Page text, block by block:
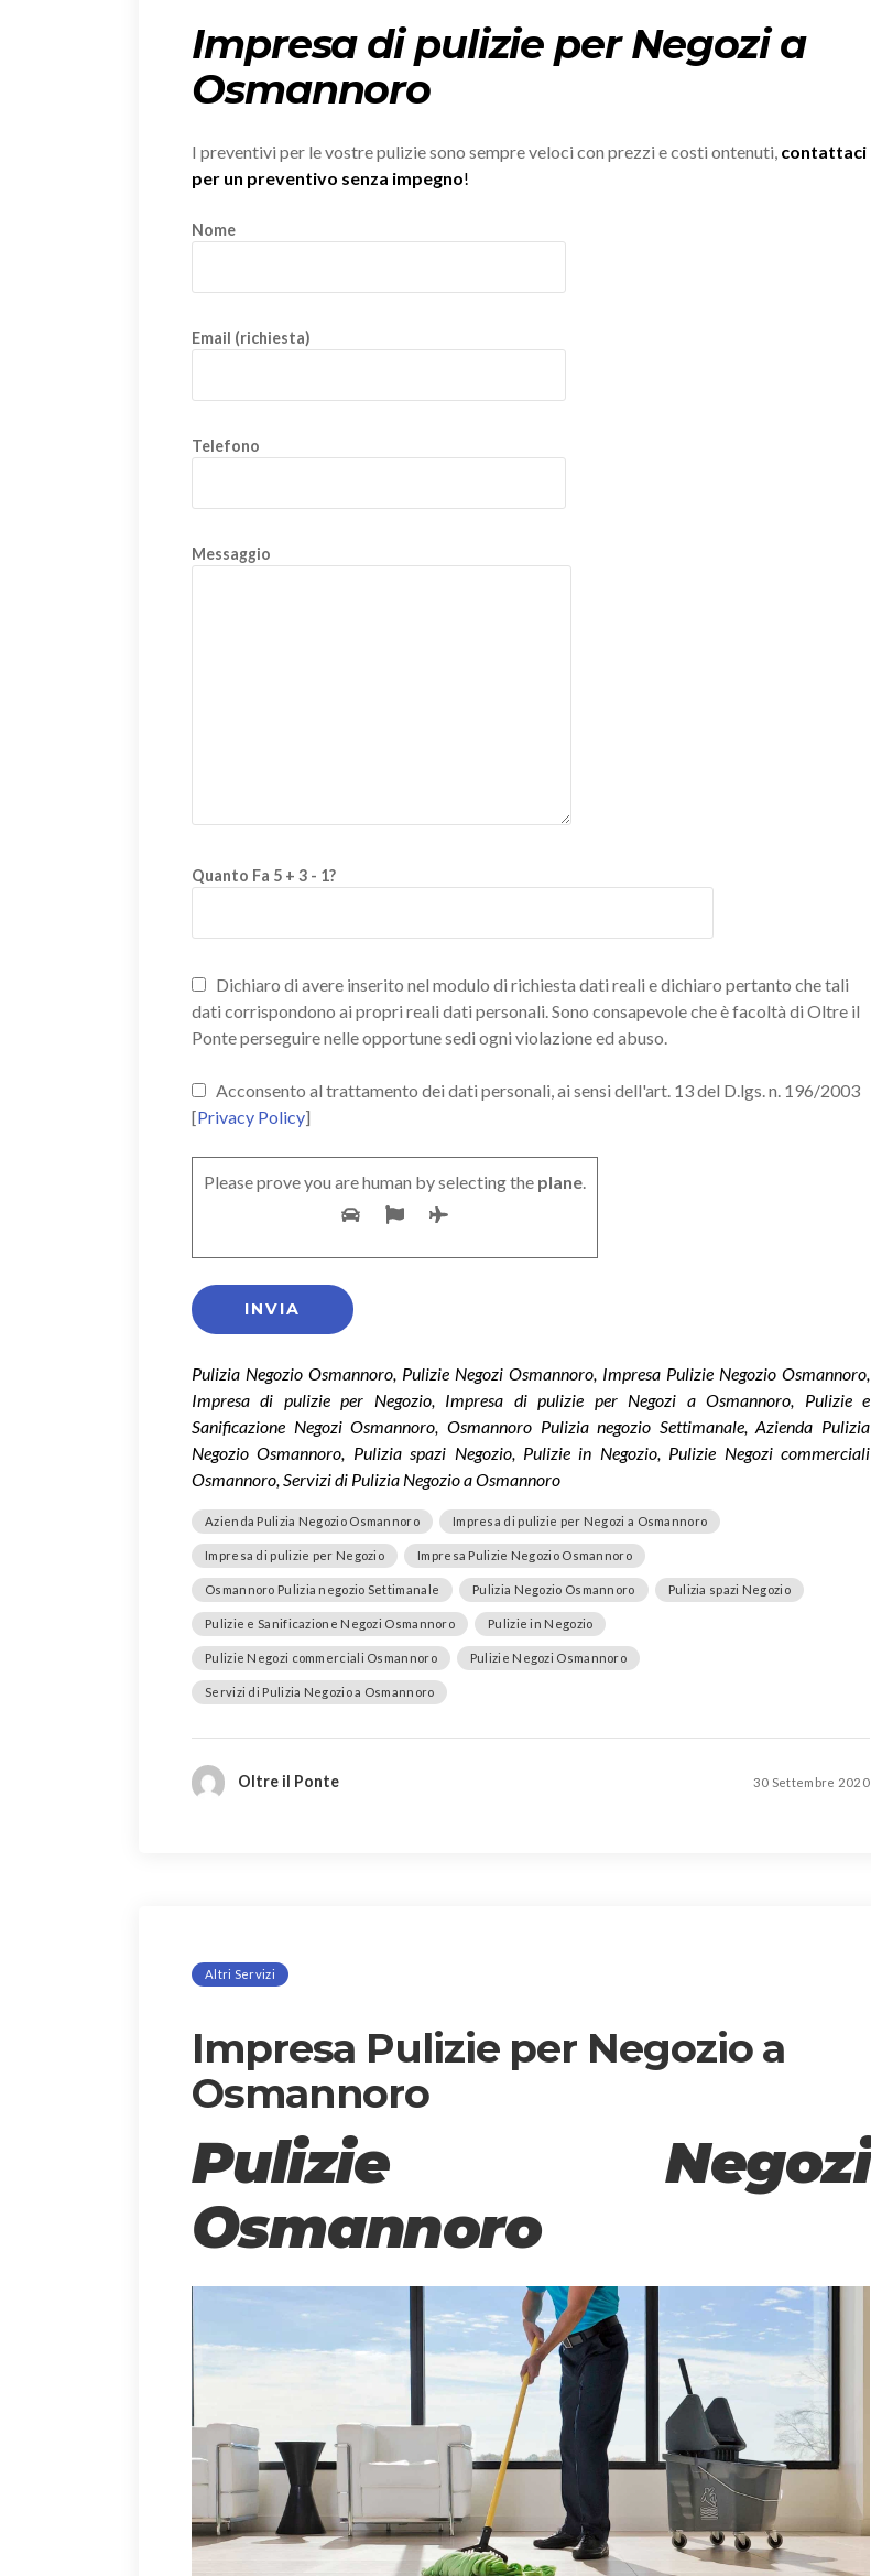
Impresa di pulizie per Negozi a
Osmannoro
I preventivi per le vostre pulizie sono sempre veloci con prezzi e costi ontenuti, contattaci
per un preventivo senza impegno!
Nome
Email (richiesta)
Telefono
Messaggio
Quanto Fa 5 + 3 - 1?
Dichiaro di avere inserito nel modulo di richiesta dati reali e dichiaro pertanto che tali
dati corrispondono ai propri reali dati personali. Sono consapevole che è facoltà di Oltre il
Ponte perseguire nelle opportune sedi ogni violazione ed abuso.
Acconsento al trattamento dei dati personali, ai sensi dell'art. 13 del D.lgs. n. 196/2003
[Privacy Policy]
Please prove you are human by selecting the plane.
Pulizia Negozio Osmannoro, Pulizie Negozi Osmannoro, Impresa Pulizie Negozio Osmannoro,
Impresa di pulizie per Negozio, Impresa di pulizie per Negozi a Osmannoro, Pulizie e
Sanificazione Negozi Osmannoro, Osmannoro Pulizia negozio Settimanale, Azienda Pulizia
Negozio Osmannoro, Pulizia spazi Negozio, Pulizie in Negozio, Pulizie Negozi commerciali
Osmannoro, Servizi di Pulizia Negozio a Osmannoro
Azienda Pulizia Negozio Osmannoro Impresa di pulizie per Negozi a Osmannoro
Impresa di pulizie per Negozio Impresa Pulizie Negozio Osmannoro
Osmannoro Pulizia negozio Settimanale Pulizia Negozio Osmannoro Pulizia spazi Negozio
Pulizie e Sanificazione Negozi Osmannoro Pulizie in Negozio
Pulizie Negozi commerciali Osmannoro Pulizie Negozi Osmannoro
Servizi di Pulizia Negozio a Osmannoro
Oltre il Ponte 30 Settembre 2020
Altri Servizi
Impresa Pulizie per Negozio a
Osmannoro
Pulizie Negozi
Osmannoro